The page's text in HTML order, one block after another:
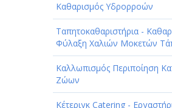
Καθαρισμός Υδρορροών
Ταπητοκαθαριστήρια -
Φύλαξη Χαλιών Μοκετών
Καλλωπισμός Περιποίηση
Ζώων
Κέτεριγκ Catering -